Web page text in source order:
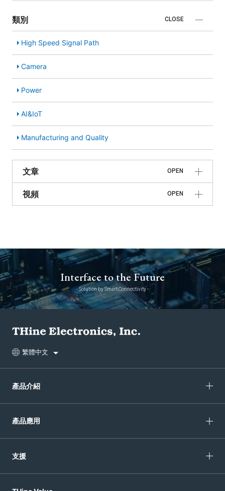
類別 CLOSE
High Speed Signal Path
Camera
Power
AI&IoT
Manufacturing and Quality
文章 OPEN
視頻 OPEN
Interface to the Future
- Solution by Smart Connectivity -
繁體中文
產品介紹
產品應用
支援